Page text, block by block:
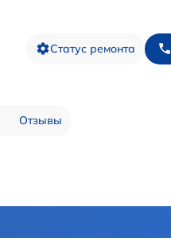
Статус ремонта
Отзывы